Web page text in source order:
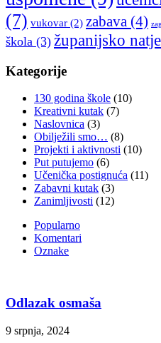
(7) vukovar (2) zabava (4)
škola (3) županijsko
Kategorije
130 godina škole (10)
Kreativni kutak (7)
Naslovnica (3)
Obilježili smo… (8)
Projekti i aktivnosti (10)
Put putujemo (6)
Učenička postignuća (11)
Zabavni kutak (3)
Zanimljivosti (12)
Popularno
Komentari
Oznake
Odlazak osmaša
9 srpnja, 2024